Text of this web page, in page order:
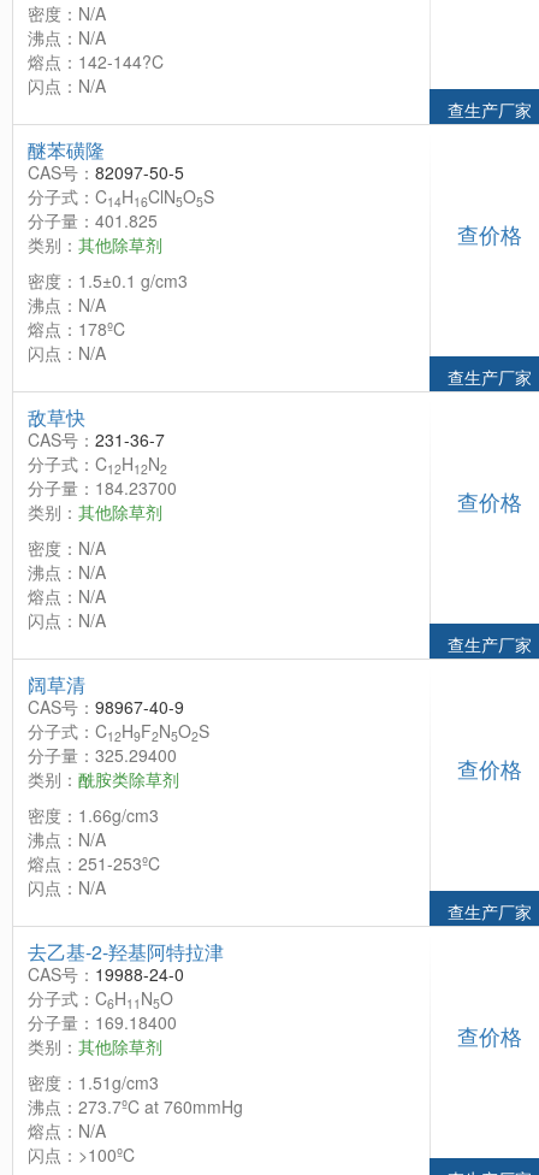
密度：N/A
沸点：N/A
熔点：142-144?C
闪点：N/A
查生产厂家
醚苯磺隆
CAS号： 82097-50-5
分子式：C14H16ClN5O5S
分子量：401.825
类别： 其他除草剂
密度：1.5±0.1 g/cm3
沸点：N/A
熔点：178ºC
闪点：N/A
查价格
查生产厂家
敌草快
CAS号： 231-36-7
分子式：C12H12N2
分子量：184.23700
类别： 其他除草剂
密度：N/A
沸点：N/A
熔点：N/A
闪点：N/A
查价格
查生产厂家
阔草清
CAS号： 98967-40-9
分子式：C12H9F2N5O2S
分子量：325.29400
类别： 酰胺类除草剂
密度：1.66g/cm3
沸点：N/A
熔点：251-253ºC
闪点：N/A
查价格
查生产厂家
去乙基-2-羟基阿特拉津
CAS号： 19988-24-0
分子式：C6H11 N5O
分子量：169.18400
类别： 其他除草剂
密度：1.51g/cm3
沸点：273.7ºC at 760mmHg
熔点：N/A
闪点：>100ºC
查价格